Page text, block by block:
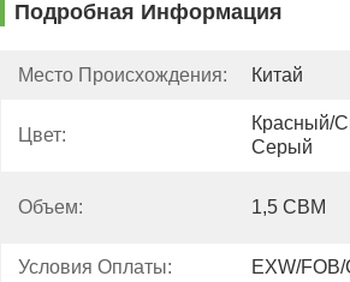
Подробная Информация
Место Происхождения: Китай
Цвет:
Красный/
Серый
Объем: 1,5 CBM
Условия Оплаты: EXW/FOB/